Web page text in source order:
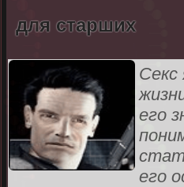
для старших
Секс
его
его